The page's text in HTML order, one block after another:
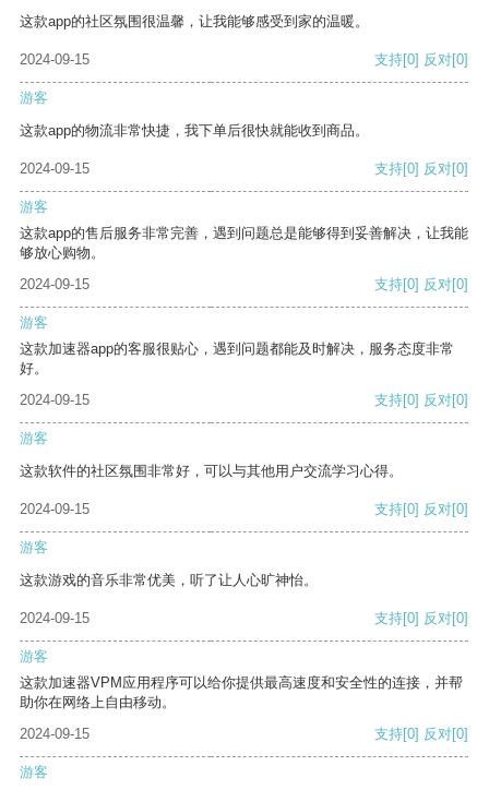
这款app的社区氛围很温馨，让我能够感受到家的温暖。
2024-09-15 支持[0] 反对[0]
游客
这款app的物流非常快捷，我下单后很快就能收到商品。
2024-09-15 支持[0] 反对[0]
游客
这款app的售后服务非常完善，遇到问题总是能够得到妥善解决，让我能
够放心购物。
2024-09-15
支持[0] 反对[0]
游客
这款加速器app的客服很贴心，遇到问题都能及时解决，服务态度非常
好。
2024-09-15
支持[0] 反对[0]
游客
这款软件的社区氛围非常好，可以与其他用户交流学习心得。
2024-09-15 支持[0] 反对[0]
游客
这款游戏的音乐非常优美，听了让人心旷神怡。
2024-09-15 支持[0] 反对[0]
游客
这款加速器VPM应用程序可以给你提供最高速度和安全性的连接，并帮
助你在网络上自由移动。
2024-09-15
支持[0] 反对[0]
游客